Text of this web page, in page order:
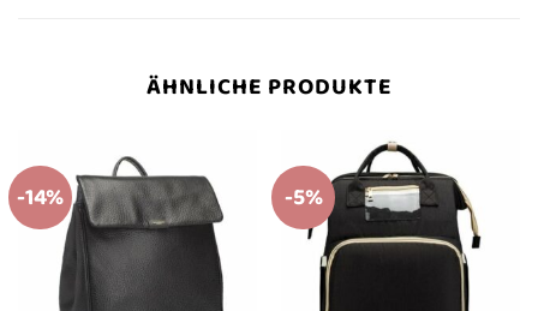
ÄHNLICHE PRODUKTE
-14% -5%